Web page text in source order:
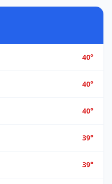
40°
40°
40°
39°
39°